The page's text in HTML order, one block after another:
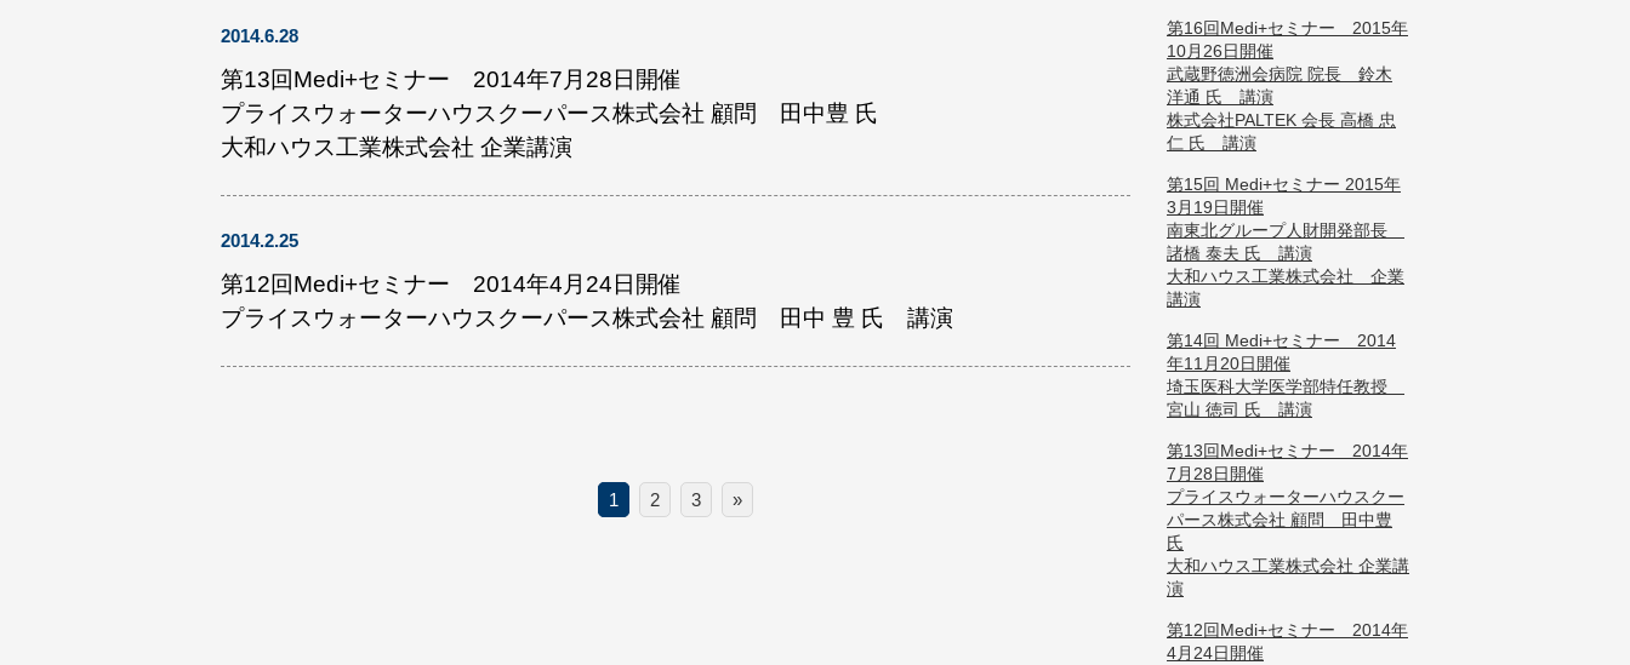
2014.6.28
第13回Medi+セミナー 2014年7月28日開催
プライスウォーターハウスクーパース株式会社 顧問 田中豊 氏
大和ハウス工業株式会社 企業講演
2014.2.25
第12回Medi+セミナー 2014年4月24日開催
プライスウォーターハウスクーパース株式会社 顧問 田中 豊 氏 講演
1 2 3 »
第16回Medi+セミナー 2015年
10月26日開催
武蔵野徳洲会病院 院長 鈴木
洋通 氏 講演
株式会社PALTEK 会長 高橋 忠
仁 氏 講演
第15回 Medi+セミナー 2015年
3月19日開催
南東北グループ人財開発部長
諸橋 泰夫 氏 講演
大和ハウス工業株式会社 企業
講演
第14回 Medi+セミナー 2014
年11月20日開催
埼玉医科大学医学部特任教授
宮山 徳司 氏 講演
第13回Medi+セミナー 2014年
7月28日開催
プライスウォーターハウスクー
パース株式会社 顧問 田中豊
氏
大和ハウス工業株式会社 企業講
演
第12回Medi+セミナー 2014年
4月24日開催